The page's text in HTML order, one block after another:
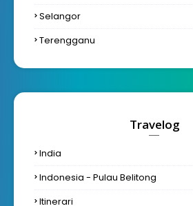
Selangor
Terengganu
Travelog
India
Indonesia - Pulau Belitong
Itinerari